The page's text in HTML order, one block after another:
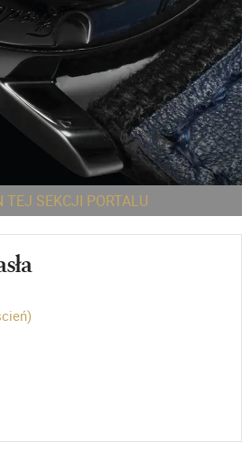
TEJ SEKCJI PORTALU